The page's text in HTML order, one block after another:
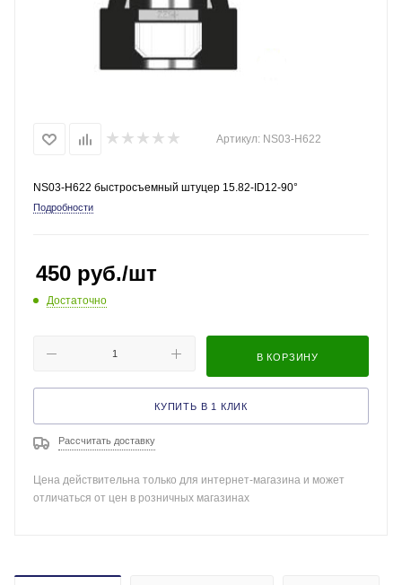
Артикул: NS03-H622
NS03-H622 быстросъемный штуцер 15.82-ID12-90°
Подробности
450 руб./шт
Достаточно
В КОРЗИНУ
КУПИТЬ В 1 КЛИК
Рассчитать доставку
Цена действительна только для интернет-магазина и может
отличаться от цен в розничных магазинах